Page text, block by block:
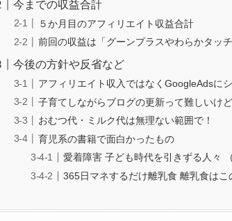
今までの収益合計
５か月目のアフィリエイト収益合計
前回の収益は「グーンプラスやわら
今後の方針や反省など
アフィリエイト収入ではなくGoogleAdsに
子育てしながらブログの更新って難しいけ
おむつ代・ミルク代は無理ない範囲で！
育児系の書籍で面白かったもの
愛着障害 子ども時代を引きずる人々
365日マネするだけ離乳食 離乳食は